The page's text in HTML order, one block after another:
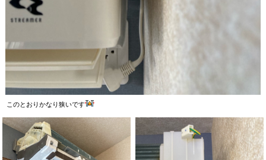
このとおりかなり狭いです